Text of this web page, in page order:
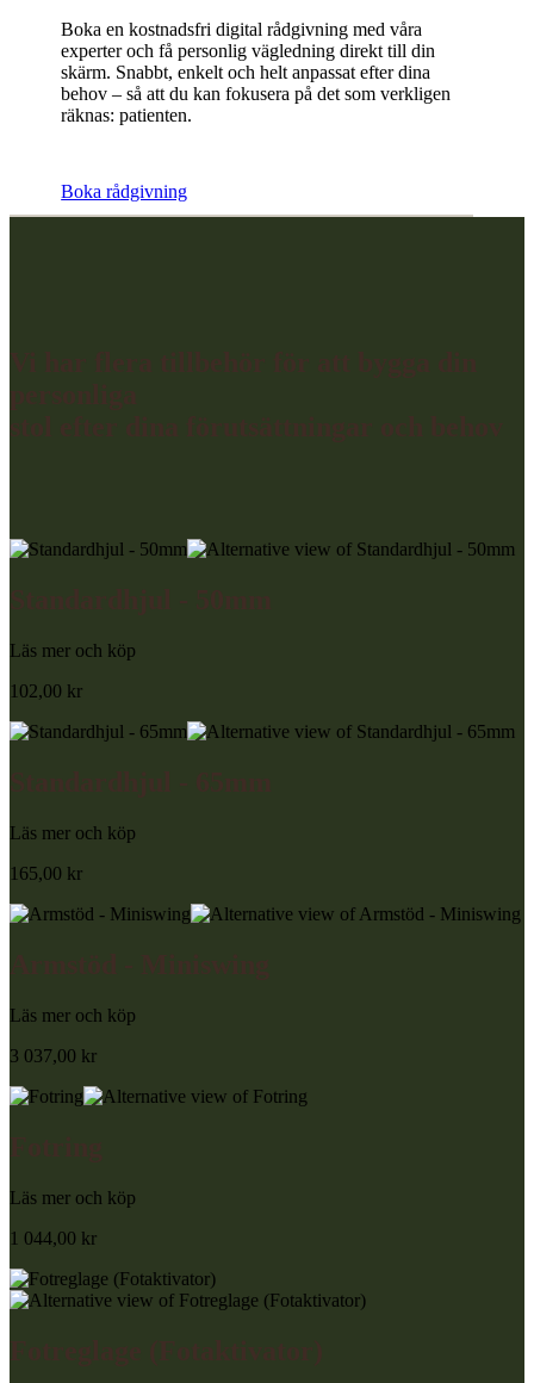
Boka en kostnadsfri digital rådgivning med våra
experter och få personlig vägledning direkt till din
skärm. Snabbt, enkelt och helt anpassat efter dina
behov – så att du kan fokusera på det som verkligen
räknas: patienten.
Boka rådgivning
Läs mer och köp
102,00 kr
Läs mer och köp
165,00 kr
Läs mer och köp
3 037,00 kr
Läs mer och köp
1 044,00 kr